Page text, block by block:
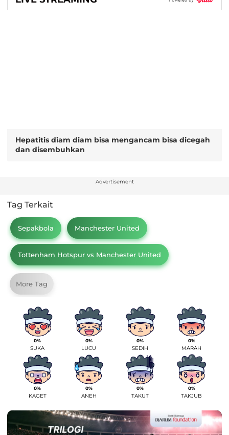
Hepatitis diam diam bisa mengancam bisa dicegah
dan disembuhkan
Advertisement
Tag Terkait
Sepakbola Manchester United
Tottenham Hotspur vs Manchester United
More Tag
0%
SUKA
0%
LUCU
0%
SEDIH
0%
MARAH
0%
KAGET
0%
ANEH
0%
TAKUT
0%
TAKJUB